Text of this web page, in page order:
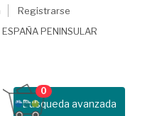
Registrarse
ESPAÑA PENINSULAR
Busqueda avanzada
0